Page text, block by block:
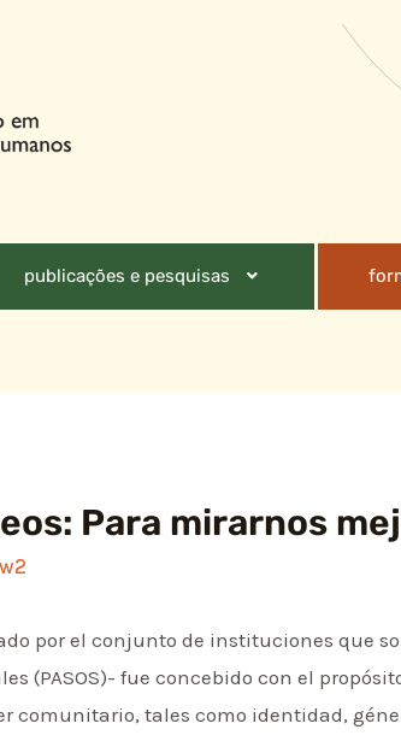
publicações e pesquisas
Para mirarnos
por el conjunto de instituciones que
(PASOS)- fue concebido con el
comunitario, tales como identidad,